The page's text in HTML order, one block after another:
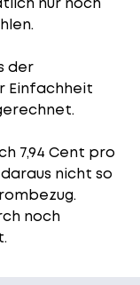
der
Einfachheit
7,94 Cent pro
nicht so
noch